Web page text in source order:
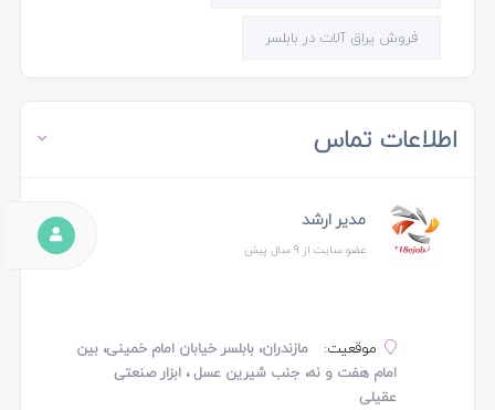
فروش یراق آلات در بابلسر
اطلاعات تماس
مدیر ارشد
عضو سایت از 9 سال پیش
موقعیت:
مازندران، بابلسر خیابان امام خمینی، بین
امام هفت و نه، جنب شیرین عسل ، ابزار صنعتی
عقیلی